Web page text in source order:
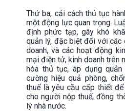
Thứ ba, cải cách thủ tục
một động lực quan trọng.
định phức tạp, gây khó
quản lý, đặc biệt đối với các
doanh, và các hoạt động
mại điện tử, kinh doanh trên
hóa thủ tục, áp dụng
cường hiệu quả phòng,
thuế là yêu cầu cấp thiết
cho người nộp thuế, đồng
lý nhà nước.